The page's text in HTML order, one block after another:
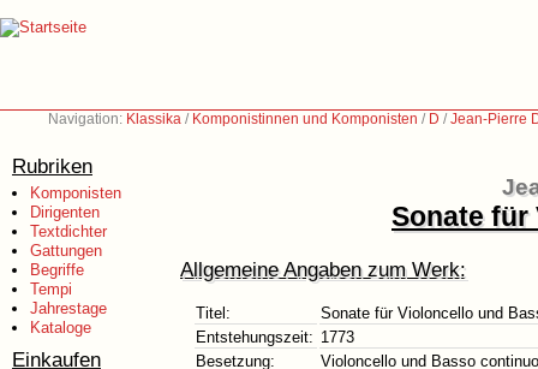
Navigation: Klassika / Komponistinnen und Komponisten / D /Jean-Pierre
Rubriken
Komponisten
Dirigenten
Textdichter
Gattungen
Begriffe
Tempi
Jahrestage
Kataloge
Einkaufen
Sonate
Allgemeine Angaben zum Werk:
Titel:
Sonate für Violoncello und
Entstehungszeit: 1773
Besetzung:
Violoncello und Basso continuo